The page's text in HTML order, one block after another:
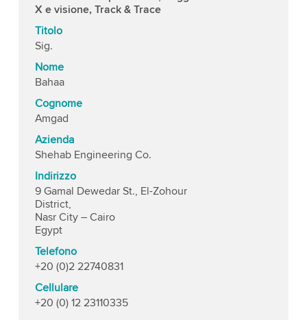
X e visione, Track & Trace
Titolo
Sig.
Nome
Bahaa
Cognome
Amgad
Azienda
Shehab Engineering Co.
Indirizzo
9 Gamal Dewedar St., El-Zohour
District,
Nasr City – Cairo
Egypt
Telefono
+20 (0)2 22740831
Cellulare
+20 (0) 12 23110335